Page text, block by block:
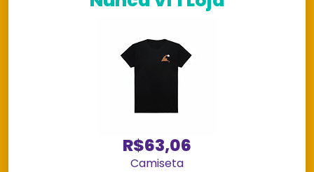
R$63,06
Camiseta